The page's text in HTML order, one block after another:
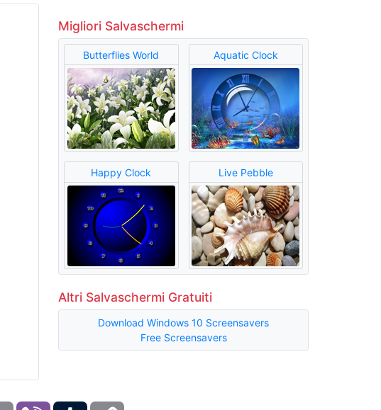
Migliori Salvaschermi
Butterflies World Aquatic Clock
Happy Clock Live Pebble
Altri Salvaschermi Gratuiti
Download Windows 10 Screensavers
Free Screensavers